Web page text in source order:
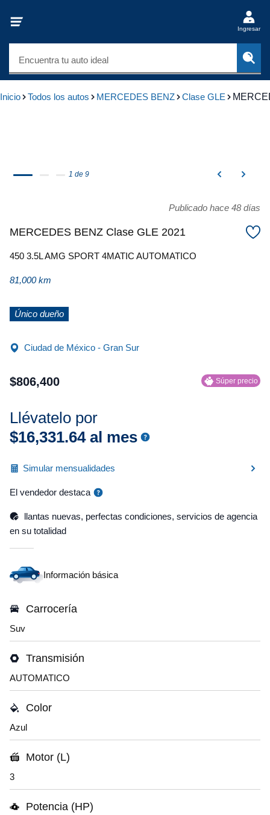
Ingresar
Encuentra tu auto ideal
Inicio Todos los autos MERCEDES BENZ Clase GLE
1 de 9
Publicado hace 48 días
MERCEDES BENZ Clase GLE 2021
450 3.5L AMG SPORT 4MATIC AUTOMATICO
81,000 km
Único dueño
Ciudad de México - Gran Sur
$806,400 Súper precio
Llévatelo por
$16,331.64al mes
Simular mensualidades
El vendedor destaca
llantas nuevas, perfectas condiciones, servicios de agencia
en su totalidad
Información básica
Carrocería
Suv
Transmisión
AUTOMATICO
Color
Azul
Motor (L)
3
Potencia (HP)